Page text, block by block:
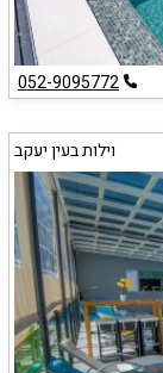
052-9095772
וילות בעין יעקב